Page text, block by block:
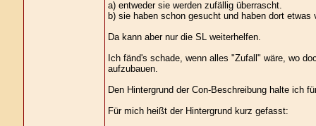
a) entweder sie werden zufällig überrascht.
b) sie haben schon gesucht und haben dort
Da kann aber nur die SL weiterhelfen.
Ich fänd's schade, wenn alles "Zufall" wäre, wo
aufzubauen.
Den Hintergrund der Con-Beschreibung halte ich
Für mich heißt der Hintergrund kurz gefasst: